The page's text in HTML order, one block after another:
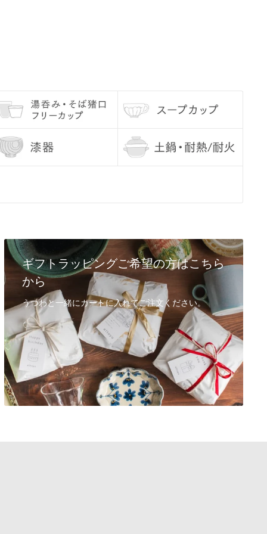
ギフトラッピングご希望の方はこちら
から
うつわと一緒にカートに入れてご注文ください。